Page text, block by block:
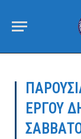
ΕΡΓΟΥ